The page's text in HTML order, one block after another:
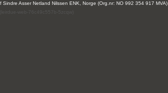
Sindre Asser Netland Nilssen ENK, Norge (Org.nr: NO 992 354 917 MVA)
(leirdue-web-76c49c557b-5zcqw)